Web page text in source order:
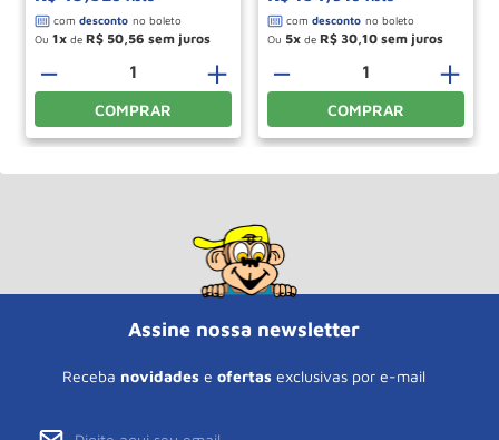
Ou 1 de R$ 50 56
＋
－
COMPRAR
Ou 5 de R$ 30 10
＋
－
COMPRAR
Assine nossa newsletter
Receba novidades e ofertas exclusivas por e-mail